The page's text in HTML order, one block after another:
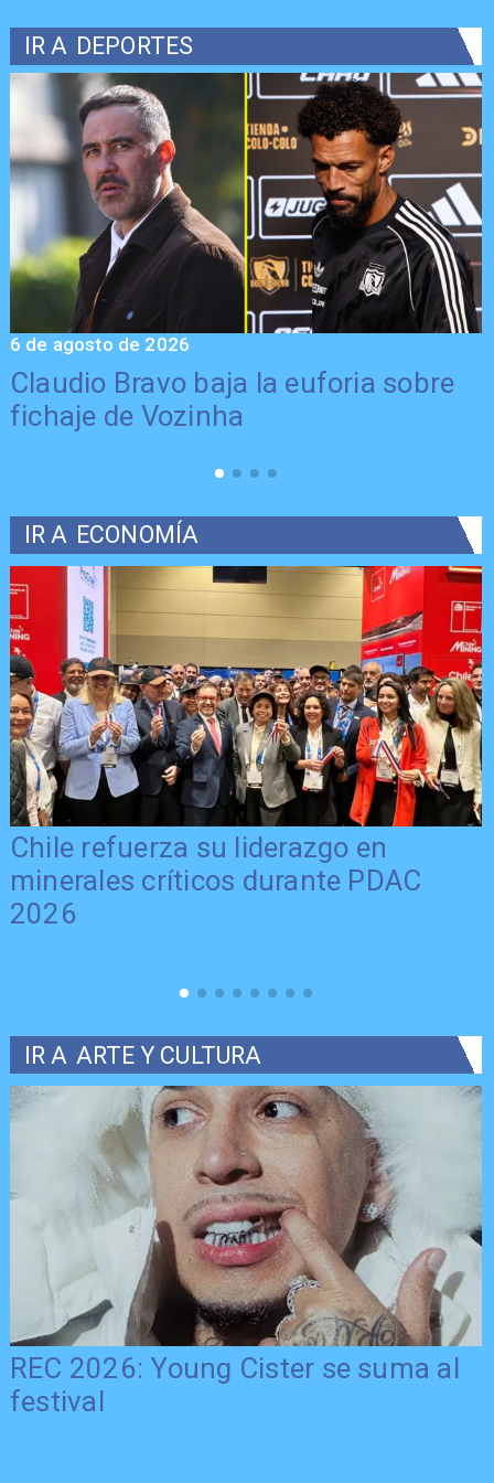
IR A DEPORTES
Claudio Bravo baja la euforia sobre
fichaje de Vozinha
6 de agosto de 2026
IR A ECONOMÍA
Chile refuerza su liderazgo en
minerales críticos durante PDAC
2026
IR A ARTE Y CULTURA
REC 2026: Young Cister se suma al
festival